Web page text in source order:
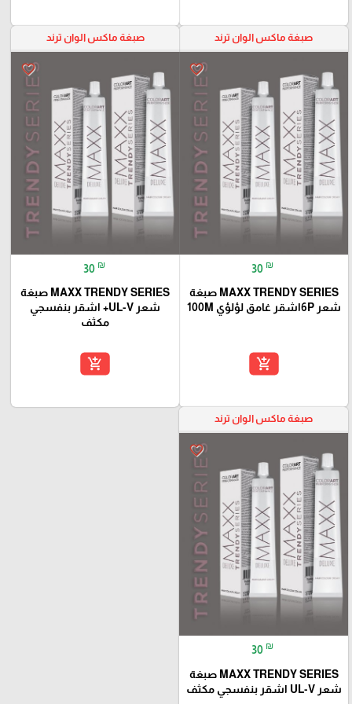
صبغة ماكس الوان ترند
favorite_border
30 ₪
MAXX TRENDY SERIES صبغة
شعر 6Pاشقر غامق لؤلؤي 100M
add_shopping_cart
صبغة ماكس الوان ترند
favorite_border
30 ₪
MAXX TRENDY SERIES صبغة
شعر UL-V+ اشقر بنفسجي
مكثف
add_shopping_cart
صبغة ماكس الوان ترند
favorite_border
30 ₪
MAXX TRENDY SERIES صبغة
شعر UL-V اشقر بنفسجي مكثف